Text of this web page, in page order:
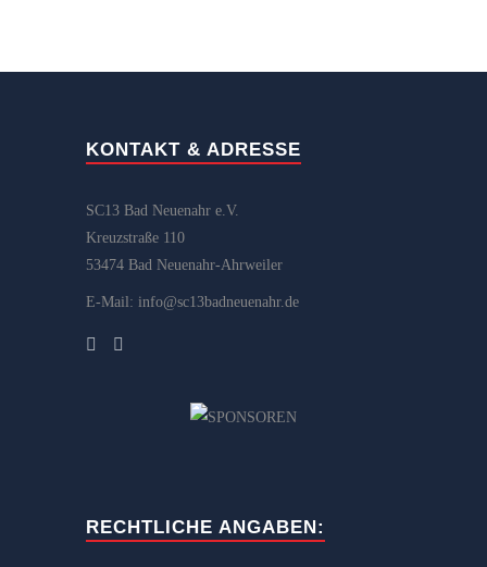
KONTAKT & ADRESSE
SC13 Bad Neuenahr e.V.
Kreuzstraße 110
53474 Bad Neuenahr-Ahrweiler
E-Mail: info@sc13badneuenahr.de
RECHTLICHE ANGABEN: